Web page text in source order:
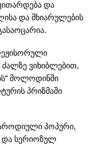
და
და მხიარულების
ძალზე ვიხიბლებით,
მოლოდინში
პრიზმაში
პოპური,
სერიოზულ